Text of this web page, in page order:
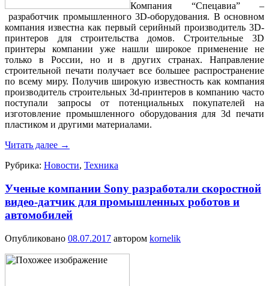
Компания “Спецавиа” –
разработчик промышленного 3D-оборудования. В основном
компания известна как первый серийный производитель 3D-
принтеров для строительства домов. Строительные 3D
принтеры компании уже нашли широкое применение не
только в России, но и в других странах. Направление
строительной печати получает все большее распространение
по всему миру. Получив широкую известность как компания
производитель строительных 3d-принтеров в компанию часто
поступали запросы от потенциальных покупателей на
изготовление промышленного оборудования для 3d печати
пластиком и другими материалами.
Читать далее →
Рубрика: Новости, Техника
Ученые компании Sony разработали скоростной
видео-датчик для промышленных роботов и
автомобилей
Опубликовано 08.07.2017 автором kornelik